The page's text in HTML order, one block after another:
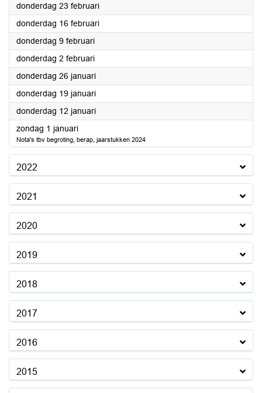
donderdag 23 februari2023
donderdag 16 februari2023
donderdag 9 februari2023
donderdag 2 februari2023
donderdag 26 januari2023
donderdag 19 januari2023
donderdag 12 januari2023
zondag 1 januari2023
Nota's tbv begroting, berap, jaarstukken 2024
2022
2021
2020
2019
2018
2017
2016
2015